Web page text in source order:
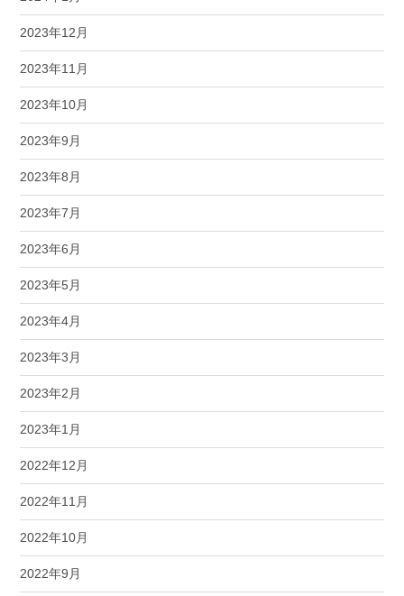
2023年12月
2023年11月
2023年10月
2023年9月
2023年8月
2023年7月
2023年6月
2023年5月
2023年4月
2023年3月
2023年2月
2023年1月
2022年12月
2022年11月
2022年10月
2022年9月